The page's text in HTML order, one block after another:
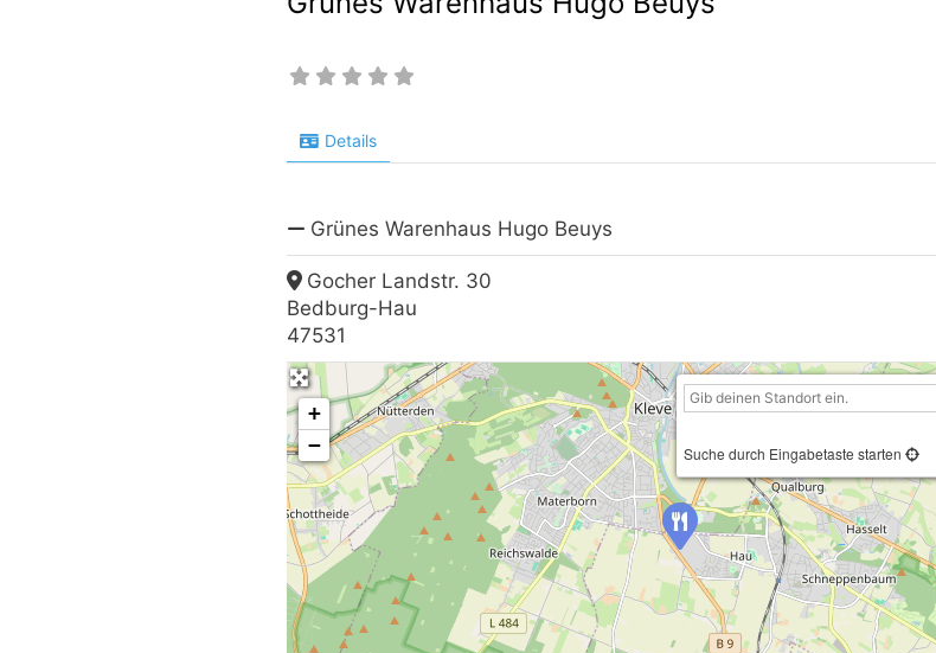
Details
Grünes Warenhaus Hugo Beuys
Gocher Landstr. 30
Bedburg-Hau
47531
+
−
Suche durch Eingabetaste starten